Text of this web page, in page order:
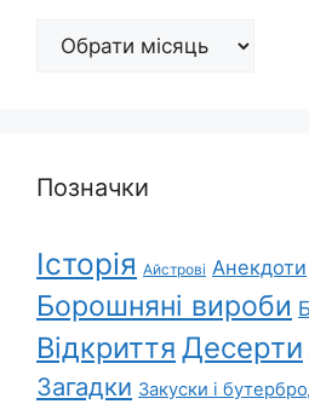
Архіви
Позначки
Історія Айстрові Анекдоти
Борошняні вироби
Відкриття Десерти
Загадки Закуски і